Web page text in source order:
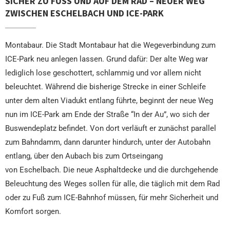
WISCHEN ESCHELBACH UND ICE-PARK
Montabaur. Die Stadt Montabaur hat die Wegeverbindung zum
ICE-Park neu anlegen lassen. Grund dafür: Der alte Weg war
lediglich lose geschottert, schlammig und vor allem nicht
beleuchtet. Während die bisherige Strecke in einer Schleife
unter dem alten Viadukt entlang führte, beginnt der neue Weg
nun im ICE-Park am Ende der Straße “In der Au”, wo sich der
Buswendeplatz befindet. Von dort verläuft er zunächst parallel
zum Bahndamm, dann darunter hindurch, unter der Autobahn
entlang, über den Aubach bis zum Ortseingang
von Eschelbach. Die neue Asphaltdecke und die durchgehende
Beleuchtung des Weges sollen für alle, die täglich mit dem Rad
oder zu Fuß zum ICE-Bahnhof müssen, für mehr Sicherheit und
Komfort sorgen.